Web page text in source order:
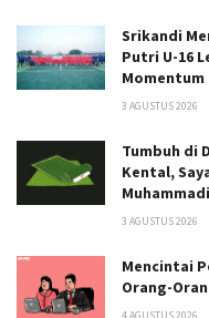
Srikandi
Putri U-16
Momentum
3 AGUSTUS 2026
Tumbuh di
Kental,
3 AGUSTUS 2026
Mencintai
Orang-